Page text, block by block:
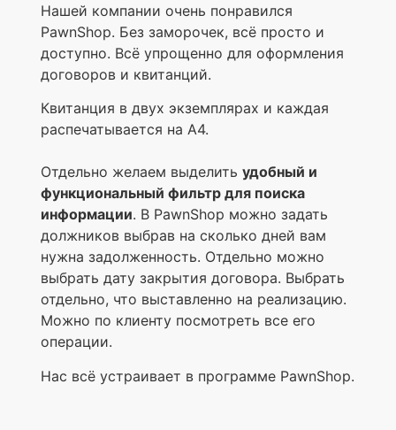
Нашей компании очень понравился
PawnShop. Без заморочек, всё просто и
доступно. Всё упрощенно для оформления
договоров и квитанций.
Квитанция в двух экземплярах и каждая
распечатывается на А4.
Отдельно желаем выделить удобный и
функциональный фильтр для поиска
информации. В PawnShop можно задать
должников выбрав на сколько дней вам
нужна задолженность. Отдельно можно
выбрать дату закрытия договора. Выбрать
отдельно, что выставленно на реализацию.
Можно по клиенту посмотреть все его
операции.
Нас всё устраивает в программе PawnShop.